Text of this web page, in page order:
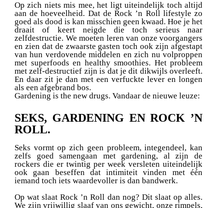
Op zich niets mis mee, het ligt uiteindelijk toch altijd
aan de hoeveelheid. Dat de Rock ’n Roll lifestyle zo
goed als dood is kan misschien geen kwaad. Hoe je het
draait of keert neigde die toch serieus naar
zelfdestructie. We moeten leren van onze voorgangers
en zien dat de zwaarste gasten toch ook zijn afgestapt
van hun verdovende middelen en zich nu volproppen
met superfoods en healthy smoothies. Het probleem
met zelf-destructief zijn is dat je dit dikwijls overleeft.
En daar zit je dan met een verfuckte lever en longen
als een afgebrand bos.
Gardening is the new drugs. Vandaar de nieuwe leuze:
SEKS, GARDENING EN ROCK ’N
ROLL.
Seks vormt op zich geen probleem, integendeel, kan
zelfs goed samengaan met gardening, al zijn de
rockers die er twintig per week versleten uiteindelijk
ook gaan beseffen dat intimiteit vinden met één
iemand toch iets waardevoller is dan bandwerk.
Op wat slaat Rock ’n Roll dan nog? Dit slaat op alles.
We zijn vrijwillig slaaf van ons gewicht, onze rimpels,